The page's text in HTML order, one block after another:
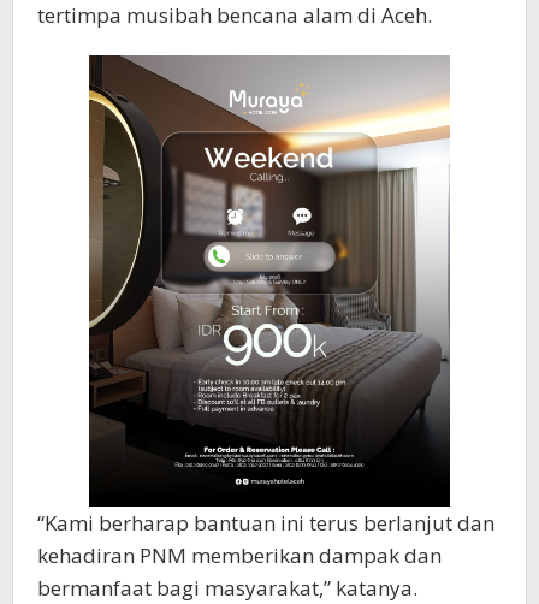
tertimpa musibah bencana alam di Aceh.
“Kami berharap bantuan ini terus berlanjut dan
kehadiran PNM memberikan dampak dan
bermanfaat bagi masyarakat,” katanya.